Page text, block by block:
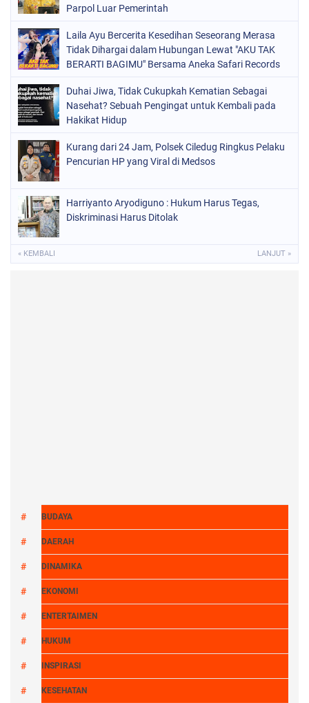
Parpol Luar Pemerintah
Laila Ayu Bercerita Kesedihan Seseorang Merasa
Tidak Dihargai dalam Hubungan Lewat "AKU TAK
BERARTI BAGIMU" Bersama Aneka Safari Records
Duhai Jiwa, Tidak Cukupkah Kematian Sebagai
Nasehat? Sebuah Pengingat untuk Kembali pada
Hakikat Hidup
Kurang dari 24 Jam, Polsek Ciledug Ringkus Pelaku
Pencurian HP yang Viral di Medsos
Harriyanto Aryodiguno : Hukum Harus Tegas,
Diskriminasi Harus Ditolak
« KEMBALI LANJUT »
BUDAYA
DAERAH
DINAMIKA
EKONOMI
ENTERTAIMEN
HUKUM
INSPIRASI
KESEHATAN